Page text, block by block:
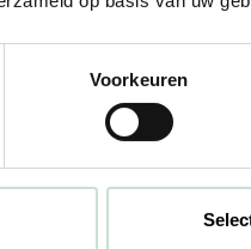
Voorkeuren
Contact
Vestiging